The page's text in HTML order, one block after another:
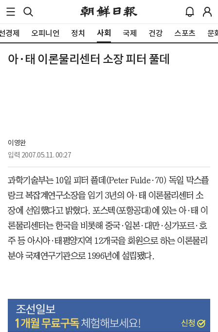
경제 오피니언 정치 사회 국제 건강 스포츠 문
아·태 이론물리센터 소장 피터 풀데
이영완
입력 2007.05.11. 00:27
과학기술부는 10일 피터 풀데(Peter Fulde·70) 독일 막스플
랑크 복잡계연구소장을 임기 3년의 아·태 이론물리센터 소
장에 선임했다고 밝혔다. 포스텍(포항공대)에 있는 아·태 이
론물리센터는 한국을 비롯해 중국·일본·대만·싱가포르·호
주 등 아시아·태평양지역 12개국을 회원으로 하는 이론물리
분야 국제연구기관으로 1996년에 설립됐다.